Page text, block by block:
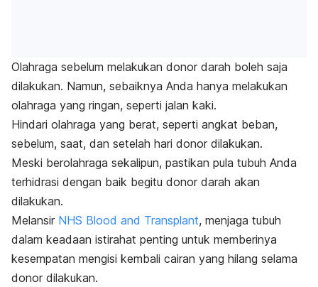
Olahraga sebelum melakukan donor darah boleh saja
dilakukan. Namun, sebaiknya Anda hanya melakukan
olahraga yang ringan, seperti jalan kaki.
Hindari olahraga yang berat, seperti angkat beban,
sebelum, saat, dan setelah hari donor dilakukan.
Meski berolahraga sekalipun, pastikan pula tubuh Anda
terhidrasi dengan baik begitu donor darah akan
dilakukan.
Melansir NHS Blood and Transplant, menjaga tubuh
dalam keadaan istirahat penting untuk memberinya
kesempatan mengisi kembali cairan yang hilang selama
donor dilakukan.